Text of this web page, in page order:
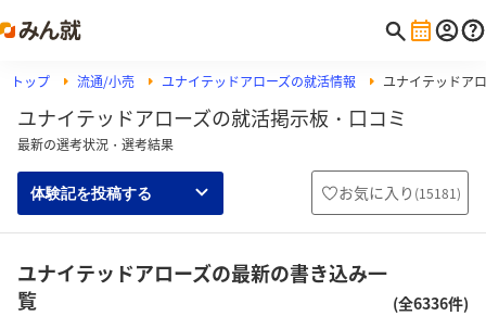
トップ 流通/小売 ユナイテッドアローズの就活情報 ユナイテッドア
ユナイテッドアローズの就活掲示板・口コミ
最新の選考状況・選考結果
体験記を投稿する お気に入り (15181)
ユナイテッドアローズの最新の書き込み一
覧
(全6336件)